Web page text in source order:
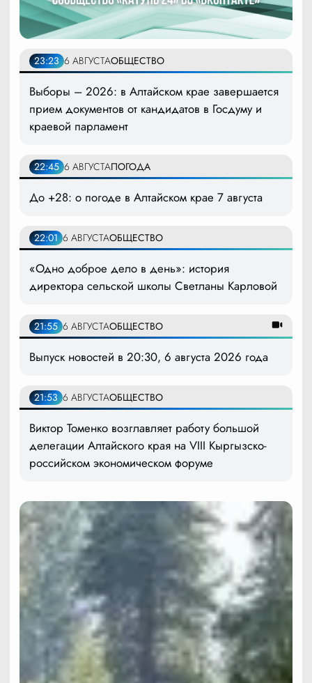
23:23 6 АВГУСТАОБЩЕСТВО
Выборы – 2026: в Алтайском крае завершается
прием документов от кандидатов в Госдуму и
краевой парламент
22:45 6 АВГУСТАПОГОДА
До +28: о погоде в Алтайском крае 7 августа
22:01 6 АВГУСТАОБЩЕСТВО
«Одно доброе дело в день»: история
директора сельской школы Светланы Карловой
21:55 6 АВГУСТАОБЩЕСТВО
Выпуск новостей в 20:30, 6 августа 2026 года
21:53 6 АВГУСТАОБЩЕСТВО
Виктор Томенко возглавляет работу большой
делегации Алтайского края на VIII Кыргызско-
российском экономическом форуме